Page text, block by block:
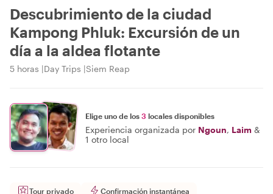
Descubrimiento de la ciudad
Kampong Phluk: Excursión de un
día a la aldea flotante
5 horas Day Trips Siem Reap
Elige uno de los 3 locales disponibles
Experiencia organizada por Ngoun, Laim &
1 otro local
Tour privado Confirmación instantánea